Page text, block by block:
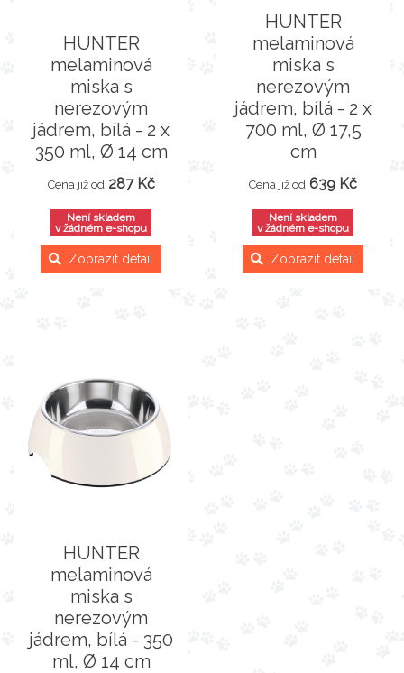
HUNTER
melaminová
miska s
nerezovým
jádrem, bílá - 2 x
350 ml, Ø 14 cm
Cena již od 287 Kč
Není skladem
v žádném e-shopu
Zobrazit detail
HUNTER
melaminová
miska s
nerezovým
jádrem, bílá - 2 x
700 ml, Ø 17,5
cm
Cena již od 639 Kč
Není skladem
v žádném e-shopu
Zobrazit detail
HUNTER
melaminová
miska s
nerezovým
jádrem, bílá - 350
ml, Ø 14 cm